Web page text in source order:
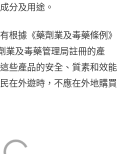
分及用途。
根據《藥劑業及毒藥條例》
業及毒藥管理局註冊的產
些產品的安全、質素和效能
在外遊時，不應在外地購買